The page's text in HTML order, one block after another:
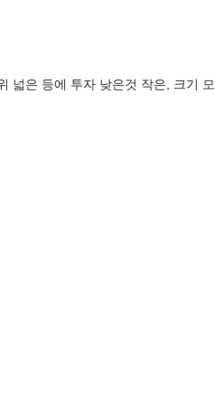
넓은 등에 투자 낮은것 작은, 크기